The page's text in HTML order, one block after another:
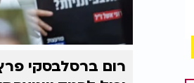
רום ברסלבסקי